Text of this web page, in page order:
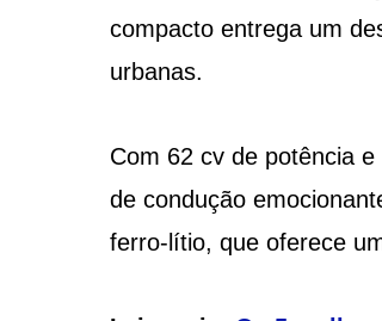
compacto entrega um
urbanas.
Com 62 cv de potência
de condução
ferro-lítio, que oferece